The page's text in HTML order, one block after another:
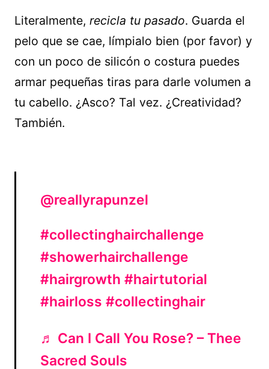
Literalmente, recicla tu pasado. Guarda el
pelo que se cae, límpialo bien (por favor) y
con un poco de silicón o costura puedes
armar pequeñas tiras para darle volumen a
tu cabello. ¿Asco? Tal vez. ¿Creatividad?
También.
@reallyrapunzel
#collectinghairchallenge
#showerhairchallenge
#hairgrowth #hairtutorial
#hairloss #collectinghair
♬ Can I Call You Rose? – Thee
Sacred Souls